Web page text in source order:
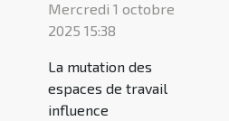
Mercredi 1 octobre
2025 15:38
La mutation des
espaces de travail
influence